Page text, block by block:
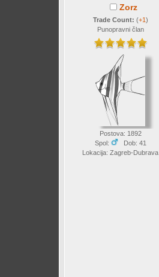
Zorz
Trade Count: (+1)
Punopravni član
Postova: 1892
Spol:
Dob: 41
Lokacija: Zagreb-Dubrava